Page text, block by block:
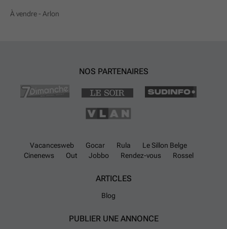
À vendre - Arlon
NOS PARTENAIRES
Vacancesweb Gocar Rula
Le Sillon Belge
Cinenews
Out Jobbo Rendez-vous Rossel
ARTICLES
Blog
PUBLIER UNE ANNONCE